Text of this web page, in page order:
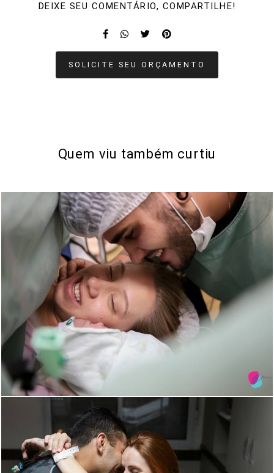
DEIXE SEU COMENTÁRIO, COMPARTILHE!
SOLICITE SEU ORÇAMENTO
Quem viu também curtiu
1875 0